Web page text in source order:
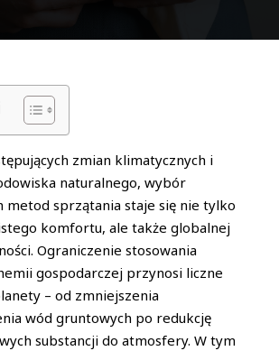
zmian klimatycznych i
naturalnego, wybór
metod sprzątania staje się nie tylko
komfortu, ale także globalnej
Ograniczenie stosowania
gospodarczej przynosi liczne
– od zmniejszenia
wód gruntowych po redukcję
substancji do atmosfery. W tym